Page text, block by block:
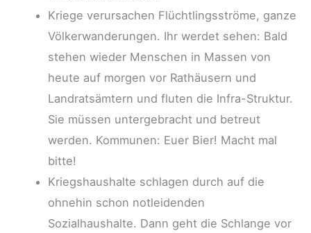
Kriege verursachen Flüchtlingsströme, ganze
Völkerwanderungen. Ihr werdet sehen: Bald
stehen wieder Menschen in Massen von
heute auf morgen vor Rathäusern und
Landratsämtern und fluten die Infra-Struktur.
Sie müssen untergebracht und betreut
werden. Kommunen: Euer Bier! Macht mal
bitte!
Kriegshaushalte schlagen durch auf die
ohnehin schon notleidenden
Sozialhaushalte. Dann geht die Schlange vor